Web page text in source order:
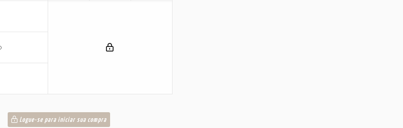
Logue-se para iniciar sua compra